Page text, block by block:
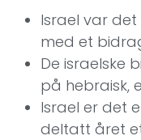
Israel var
med et
De israelske
på hebraisk,
Israel er det
deltatt året